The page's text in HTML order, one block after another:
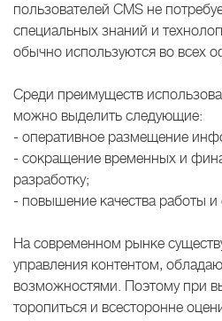
пользователей CMS не
специальных знаний и
обычно используются во всех
Среди преимуществ
можно выделить следующие:
- оперативное размещение
- сокращение временных и
разработку;
- повышение качества работы
На современном рынке
управления контентом,
возможностями. Поэтому при
торопиться и всесторонне